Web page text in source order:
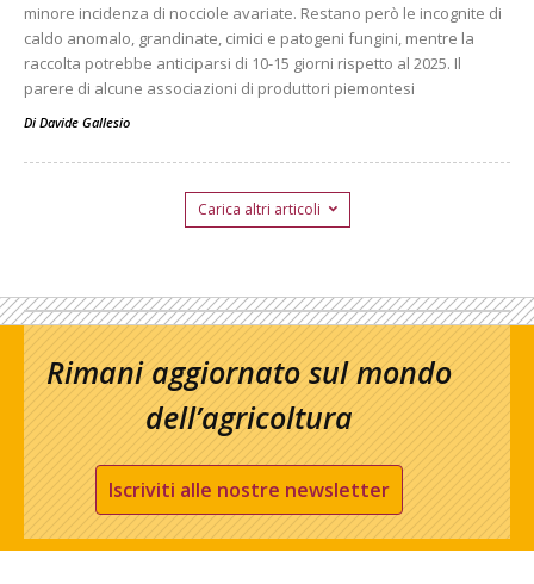
minore incidenza di nocciole avariate. Restano però le incognite di
caldo anomalo, grandinate, cimici e patogeni fungini, mentre la
raccolta potrebbe anticiparsi di 10-15 giorni rispetto al 2025. Il
parere di alcune associazioni di produttori piemontesi
Di Davide Gallesio
Carica altri articoli
Rimani aggiornato sul mondo
dell’agricoltura
Iscriviti alle nostre newsletter